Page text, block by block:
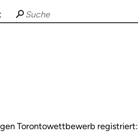
Torontowettbewerb registriert: